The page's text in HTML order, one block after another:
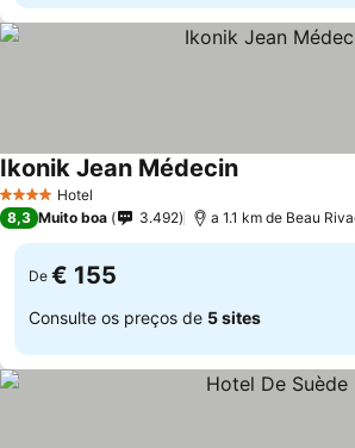
4 EstrelasHotel
Ikonik Jean Médecin
8,3 Muito boa 3.492 a 1.1 km de Beau
De € 155
Consulte os preços de 5 sites